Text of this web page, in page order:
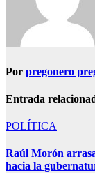
Por pregonero
Entrada
POLÍTICA
Raúl Morón
hacia la